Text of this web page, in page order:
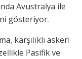
Avustralya ile
gösteriyor.
karşılıklı askeri
Pasifik ve